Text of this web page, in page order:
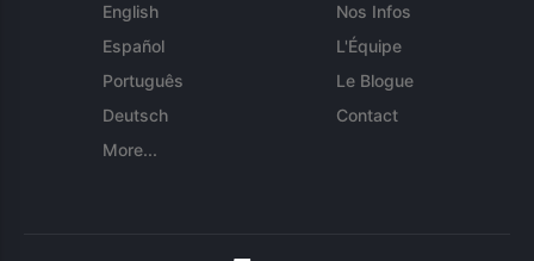
English
Español
Português
Deutsch
More...
Nos Infos
L'Équipe
Le Blogue
Contact